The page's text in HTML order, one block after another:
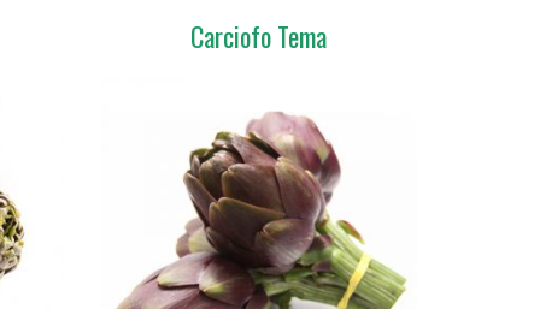
Carciofo Tema